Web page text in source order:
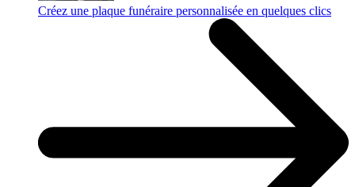
Créez une plaque funéraire personnalisée en quelques clics